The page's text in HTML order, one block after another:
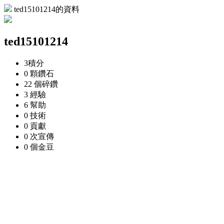
ted15101214的資料
ted15101214
3積分
0 顆鑽石
22 個碎鑽
3 經驗
6 幫助
0 技術
0 貢獻
0 次宣傳
0 個金豆